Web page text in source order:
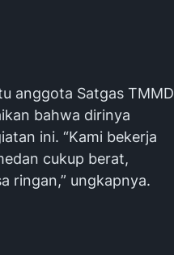
anggota Satgas TMMD
bahwa dirinya
ini. “Kami bekerja
cukup berat,
ringan,” ungkapnya.